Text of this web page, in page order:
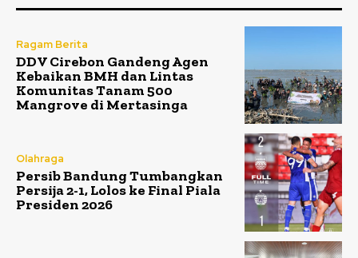
Ragam Berita
DDV Cirebon Gandeng Agen
Kebaikan BMH dan Lintas
Komunitas Tanam 500
Mangrove di Mertasinga
Olahraga
Persib Bandung Tumbangkan
Persija 2-1, Lolos ke Final Piala
Presiden 2026